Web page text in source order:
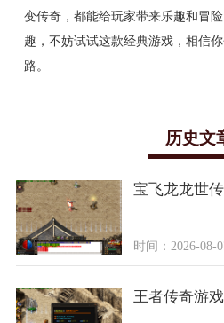
变传奇，都能给玩家带来乐趣和冒
趣，不妨试试这款经典游戏，相信
路。
历史文
宝飞龙龙世
时间：2026-08-
王者传奇游戏